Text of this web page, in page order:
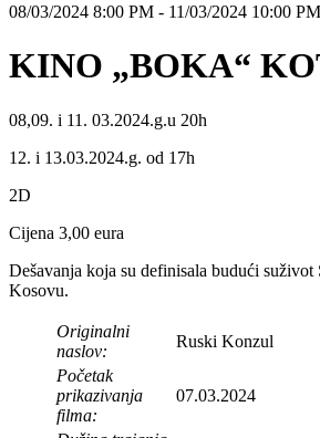
08/03/2024 8:00 PM - 11/03/2024 10:00 PM
KINO „BOKA“
08,09. i 11. 03.2024.g.u 20h
12. i 13.03.2024.g. od 17h
2D
Cijena 3,00 eura
Dešavanja koja su definisala budući suživot
Kosovu.
Originalni
naslov:
Ruski Konzul
Početak
prikazivanja
filma:
07.03.2024